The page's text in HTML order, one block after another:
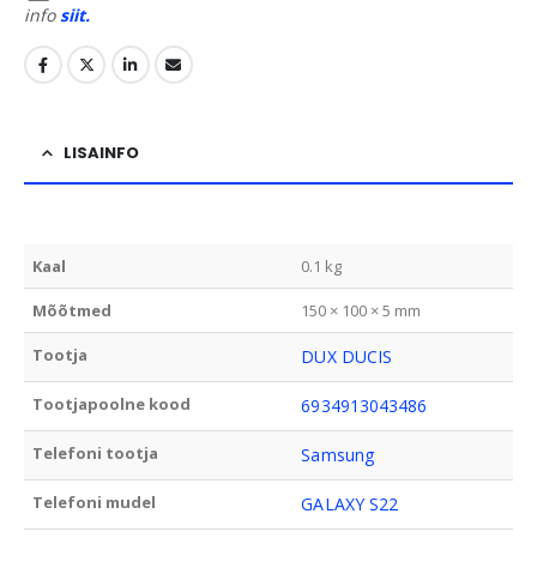
infosiit.
LISAINFO
Kaal 0.1 kg
Mõõtmed 150 × 100 × 5 mm
Tootja DUX DUCIS
Tootjapoolne kood 6934913043486
Telefoni tootja Samsung
Telefoni mudel GALAXY S22